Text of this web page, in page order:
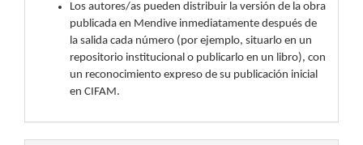
Los autores/as pueden distribuir la versión de la obra
publicada en Mendive inmediatamente después de
la salida cada número (por ejemplo, situarlo en un
repositorio institucional o publicarlo en un libro), con
un reconocimiento expreso de su publicación inicial
en CIFAM.